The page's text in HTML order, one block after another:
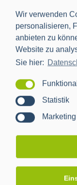
Wir verwenden
personalisieren,
anbieten zu
Website zu
Sie hier:
Funktional
Statistik
Marketing